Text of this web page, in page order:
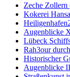
Zeche Zollern
Kokerei Hansa
Augenblicke
Lübeck
Rah3our
Historischer
Augenblicke